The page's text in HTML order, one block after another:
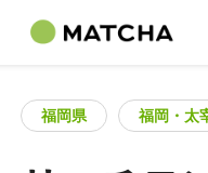
福岡県 福岡・太